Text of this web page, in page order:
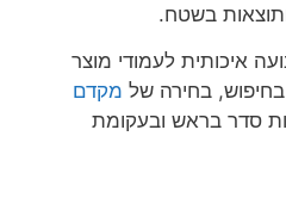
ותוצאות בשטח.
איכותית לעמודי מוצר
בחירה של מקדם
סדר בראש ובעקומת